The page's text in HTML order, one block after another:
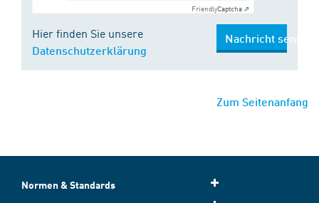
FriendlyCaptcha ⇗
Hier finden Sie unsere
Datenschutzerklärung
Nachricht senden
Zum Seitenanfang
Normen & Standards